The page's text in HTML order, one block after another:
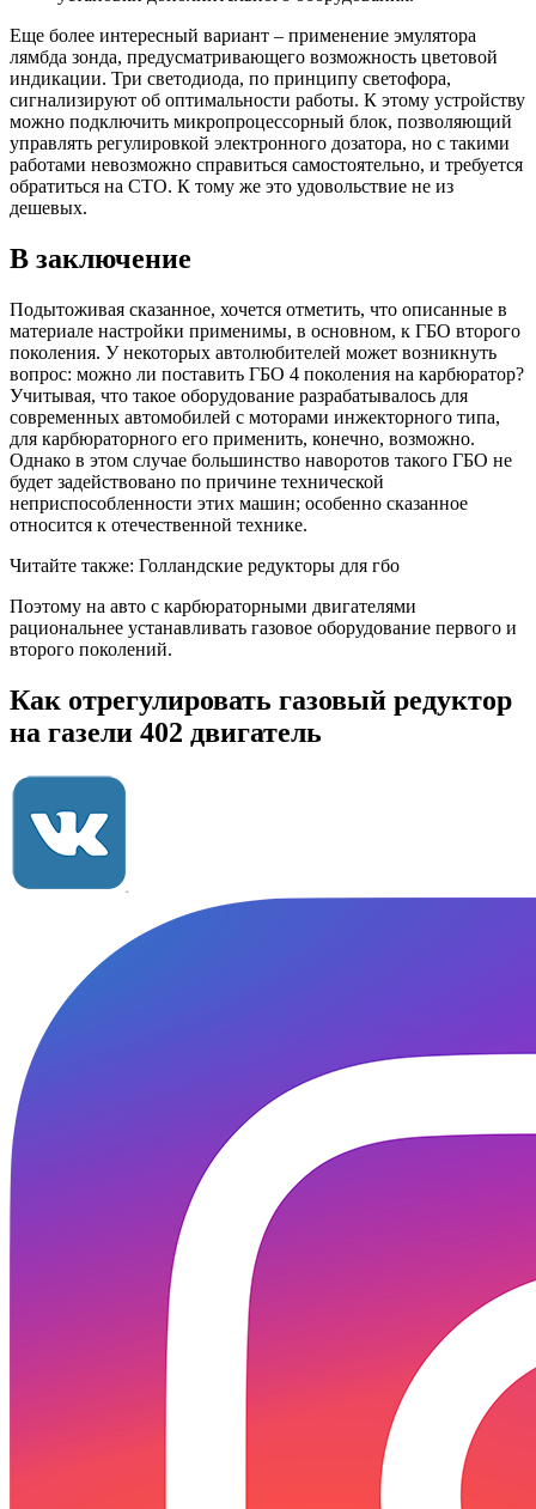
Еще более интересный вариант – применение эмулятора
лямбда зонда, предусматривающего возможность цветовой
индикации. Три светодиода, по принципу светофора,
сигнализируют об оптимальности работы. К этому устройству
можно подключить микропроцессорный блок, позволяющий
управлять регулировкой электронного дозатора, но с такими
работами невозможно справиться самостоятельно, и требуется
обратиться на СТО. К тому же это удовольствие не из
дешевых.
В заключение
Подытоживая сказанное, хочется отметить, что описанные в
материале настройки применимы, в основном, к ГБО второго
поколения. У некоторых автолюбителей может возникнуть
вопрос: можно ли поставить ГБО 4 поколения на карбюратор?
Учитывая, что такое оборудование разрабатывалось для
современных автомобилей с моторами инжекторного типа,
для карбюраторного его применить, конечно, возможно.
Однако в этом случае большинство наворотов такого ГБО не
будет задействовано по причине технической
неприспособленности этих машин; особенно сказанное
относится к отечественной технике.
Читайте также: Голландские редукторы для гбо
Поэтому на авто с карбюраторными двигателями
рациональнее устанавливать газовое оборудование первого и
второго поколений.
Как отрегулировать газовый редуктор
на газели 402 двигатель